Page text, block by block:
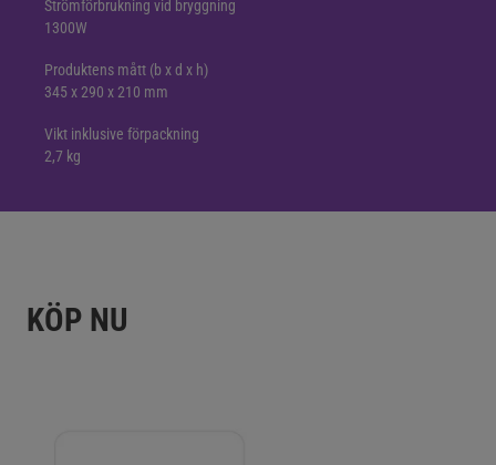
Strömförbrukning vid bryggning
1300W
Produktens mått (b x d x h)
345 x 290 x 210 mm
Vikt inklusive förpackning
2,7 kg
KÖP NU